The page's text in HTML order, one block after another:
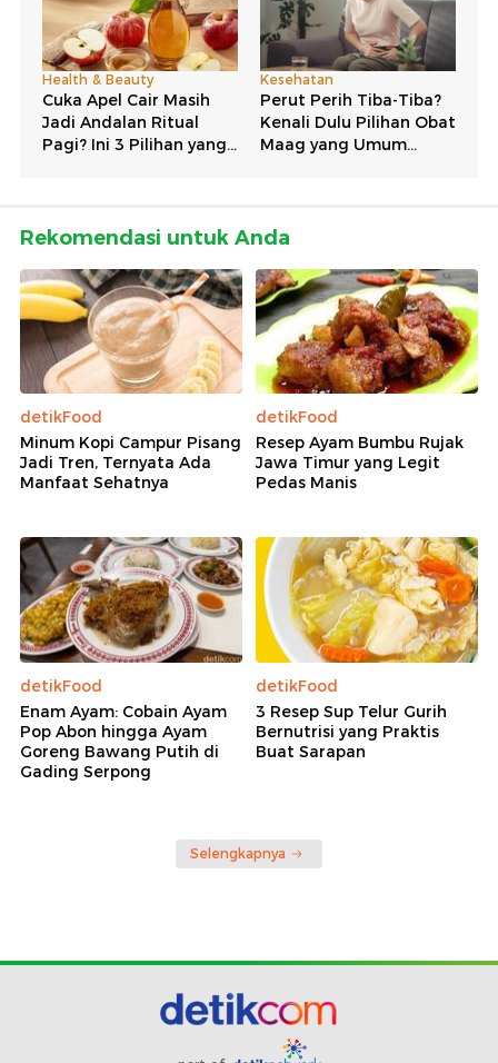
Rekomendasi untuk Anda
detikFood
Minum Kopi Campur Pisang
Jadi Tren, Ternyata Ada
Manfaat Sehatnya
detikFood
Resep Ayam Bumbu Rujak
Jawa Timur yang Legit
Pedas Manis
detikFood
Enam Ayam: Cobain Ayam
Pop Abon hingga Ayam
Goreng Bawang Putih di
Gading Serpong
detikFood
3 Resep Sup Telur Gurih
Bernutrisi yang Praktis
Buat Sarapan
Selengkapnya